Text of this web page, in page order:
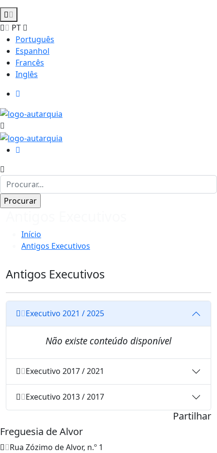
PT
Português
Espanhol
Francês
Inglês
Início
Antigos Executivos
Antigos Executivos
Executivo 2021 / 2025
Não existe conteúdo disponível
Executivo 2017 / 2021
Executivo 2013 / 2017
Partilhar
Freguesia de Alvor
Rua Zózimo de Alvor, n.º 1